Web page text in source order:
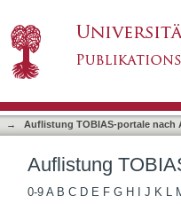
→ Auflistung TOBIAS-portale nach
Auflistung
0-9 A B C D E F G H J K L